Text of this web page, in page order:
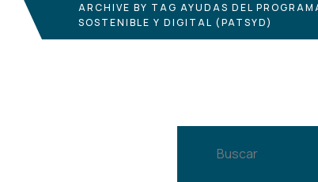
ARCHIVE BY TAG AYUDAS DEL
SOSTENIBLE Y DIGITAL (PATSYD)
Buscar